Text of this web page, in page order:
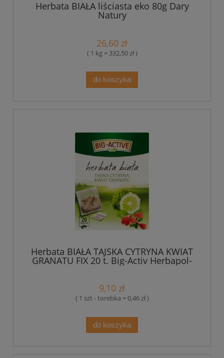
Herbata BIAŁA liściasta eko 80g Dary
Natury
26,60 zł
( 1 kg = 332,50 zł )
do koszyka
Herbata BIAŁA TAJSKA CYTRYNA KWIAT
GRANATU FIX 20 t. Big-Activ Herbapol-
Lublin
9,10 zł
( 1 szt - torebka = 0,46 zł )
do koszyka